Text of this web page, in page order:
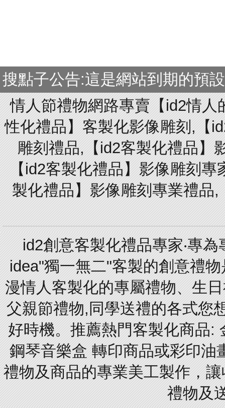
搜點子公告:這是網站到期的預
情人節禮物網路專賣【id2情
性化禮品】客製化影像雕刻,【
雕刻禮品,【id2客製化禮品】
【id2客製化禮品】影像雕刻
製化禮品】影像雕刻專業禮品
id2創意客製化禮品專家‧專
idea"獨一無二"客製的創意禮
漫情人客製化的專屬禮物、生
父親節禮物,同學送禮的各式您
好時機。推薦熱門客製化商品:
鋼琴音樂盒 轉印商品或彩印油
禮物及商品的專業美工製作，
禮物及